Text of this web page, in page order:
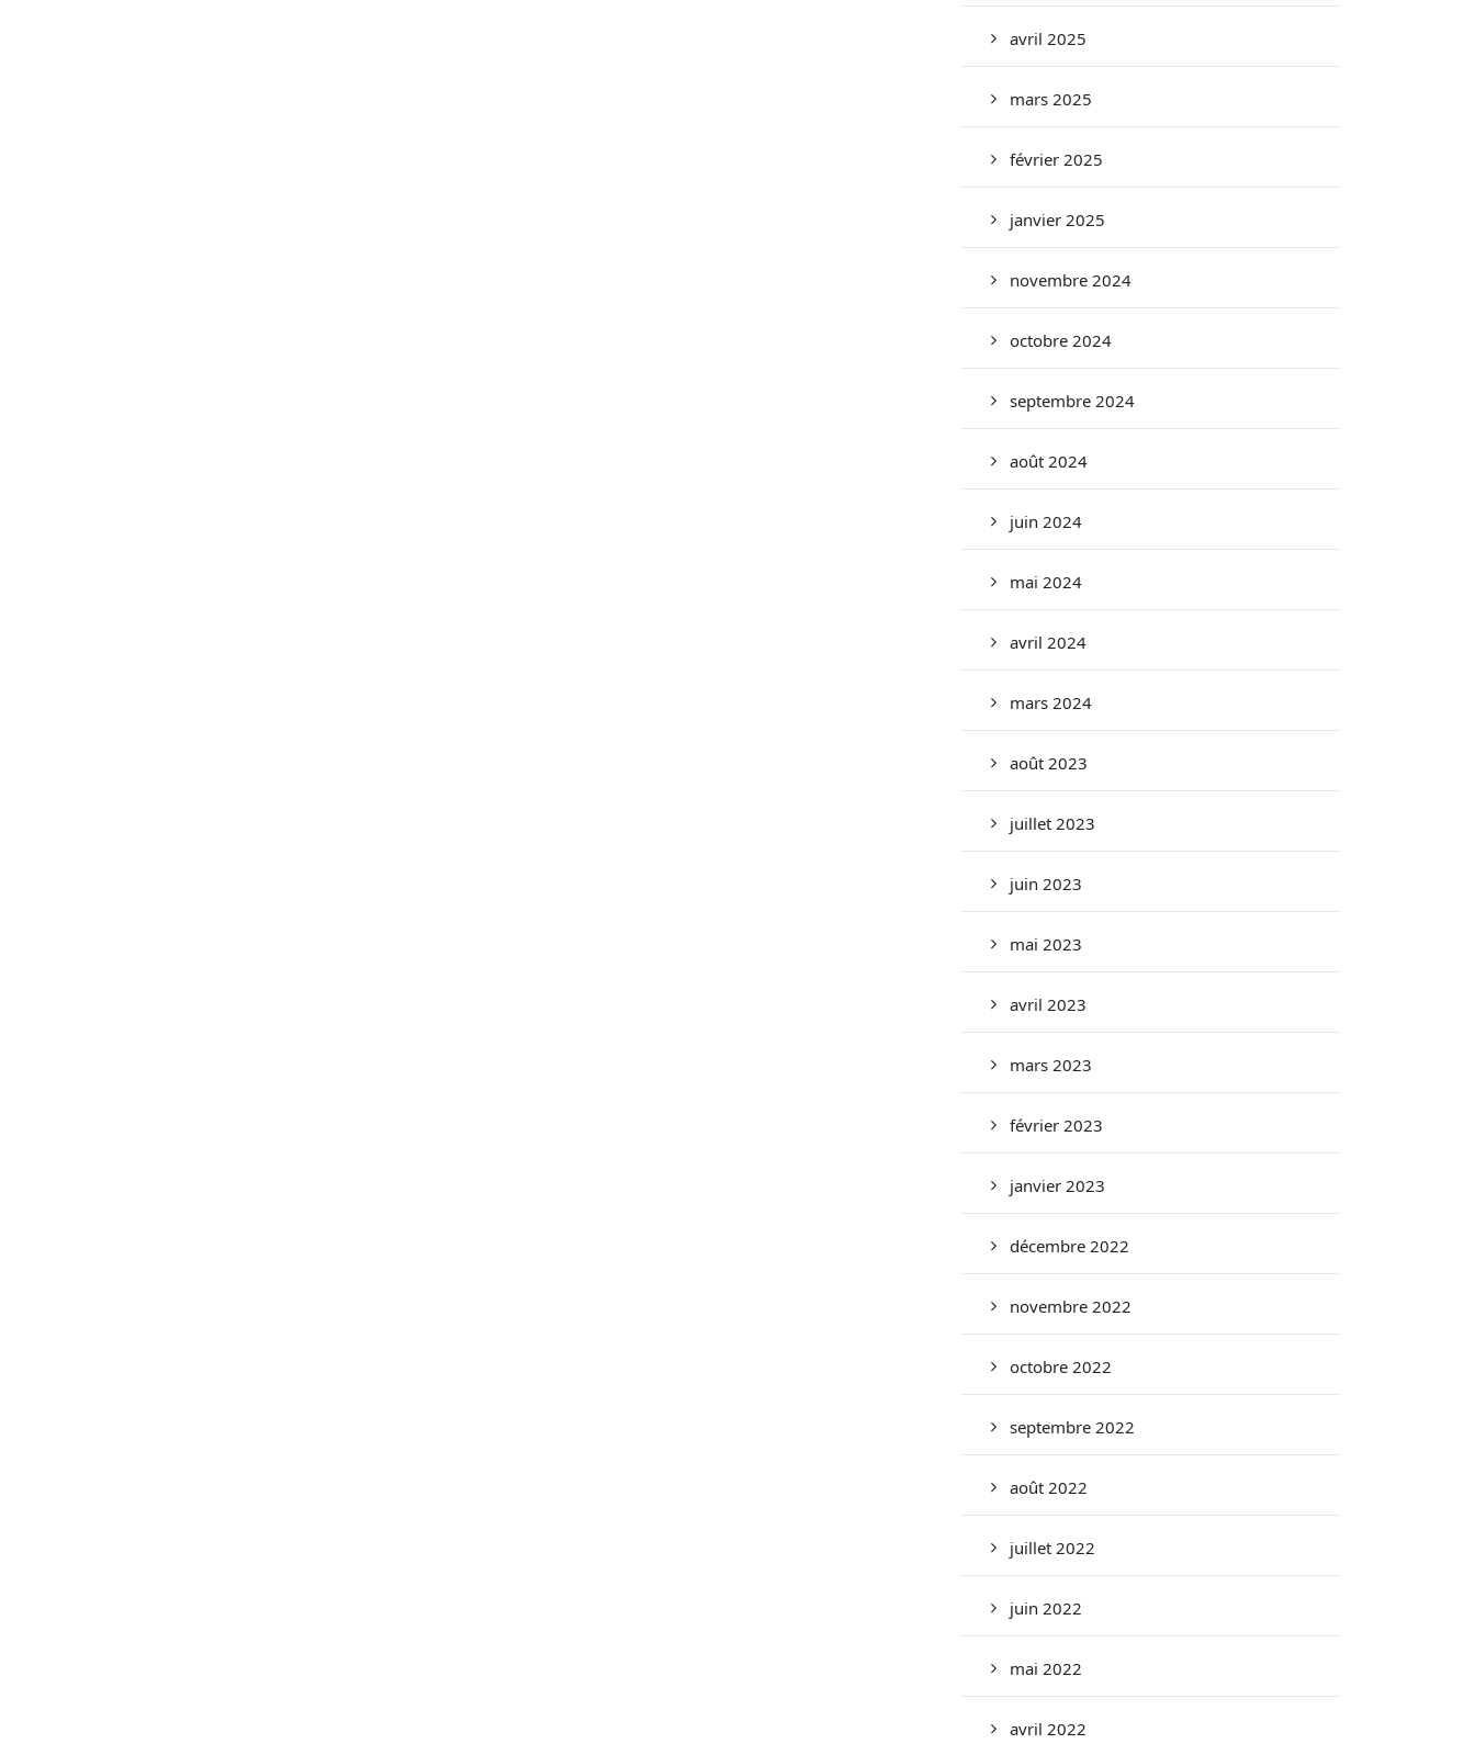
avril 2025
mars 2025
février 2025
janvier 2025
novembre 2024
octobre 2024
septembre 2024
août 2024
juin 2024
mai 2024
avril 2024
mars 2024
août 2023
juillet 2023
juin 2023
mai 2023
avril 2023
mars 2023
février 2023
janvier 2023
décembre 2022
novembre 2022
octobre 2022
septembre 2022
août 2022
juillet 2022
juin 2022
mai 2022
avril 2022